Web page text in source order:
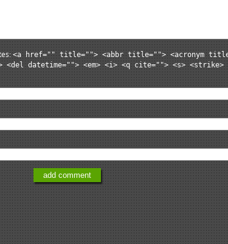
<a href="" title=""> <abbr title=""> <acronym
<del datetime=""> <em> <i> <q cite=""> <s> <strike>